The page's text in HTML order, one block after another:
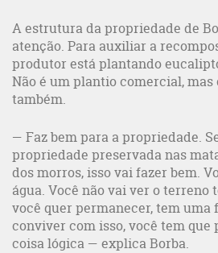
A estrutura da propriedade de
atenção. Para auxiliar a
produtor está plantando
Não é um plantio comercial,
também.
— Faz bem para a propriedade.
propriedade preservada nas
dos morros, isso vai fazer bem.
água. Você não vai ver o terreno
você quer permanecer, tem uma
conviver com isso, você tem que
coisa lógica — explica Borba.